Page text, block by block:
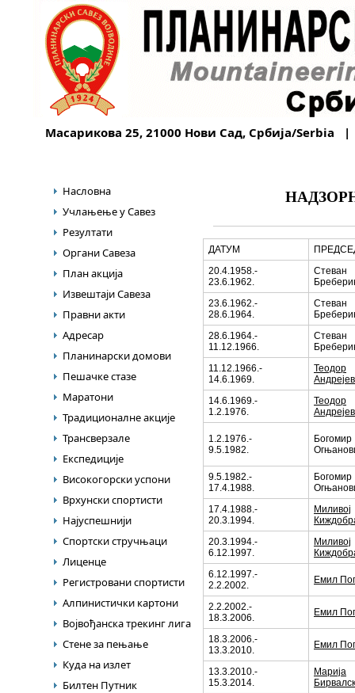
Масарикова 25, 21000 Нови Сад, Србија/Serbia
Насловна
Учлањење у Савез
Резултати
Органи Савеза
План акција
Извештаји Савеза
Правни акти
Адресар
Планинарски домови
Пешачке стазе
Маратони
Традиционалне акције
Трансверзале
Експедиције
Високогорски успони
Врхунски спортисти
Најуспешнији
Спортски стручњаци
Лиценце
Регистровани спортисти
Алпинистички картони
Војвођанска трекинг лига
Стене за пењање
Куда на излет
Билтен Путник
ДАТУМ
20.4.1958.-
23.6.1962.
Стеван
23.6.1962.-
28.6.1964.
Стеван
28.6.1964.-
11.12.1966.
Стеван
11.12.1966.-
14.6.1969.
Теодор
14.6.1969.-
1.2.1976.
Теодор
1.2.1976.-
9.5.1982.
Богомир
9.5.1982.-
17.4.1988.
Богомир
17.4.1988.-
20.3.1994.
Миливој
20.3.1994.-
6.12.1997.
Миливој
6.12.1997.-
2.2.2002.
Емил
2.2.2002.-
18.3.2006.
Емил
18.3.2006.-
13.3.2010.
Емил
13.3.2010.-
15.3.2014.
Марија